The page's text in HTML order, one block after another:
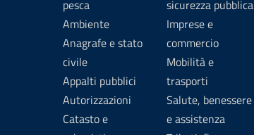
pesca
Ambiente
Anagrafe e stato
civile
Appalti pubblici
Autorizzazioni
Catasto e
sicurezza pubblica
Imprese e
commercio
Mobilità e
trasporti
Salute, benessere
e assistenza